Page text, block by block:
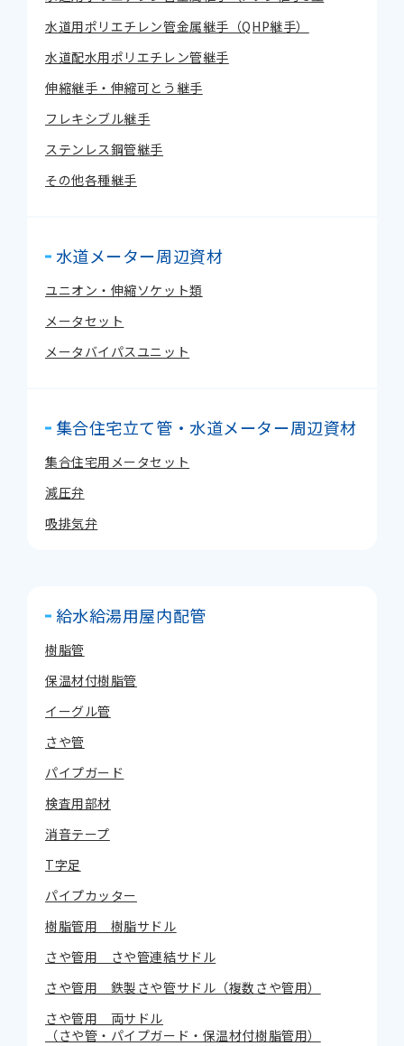
水道用ポリエチレン管金属継手（QHP継手）
水道配水用ポリエチレン管継手
伸縮継手・伸縮可とう継手
フレキシブル継手
ステンレス鋼管継手
その他各種継手
水道メーター周辺資材
ユニオン・伸縮ソケット類
メータセット
メータバイパスユニット
集合住宅立て管・水道メーター周辺資材
集合住宅用メータセット
減圧弁
吸排気弁
給水給湯用屋内配管
樹脂管
保温材付樹脂管
イーグル管
さや管
パイプガード
検査用部材
消音テープ
T字足
パイプカッター
樹脂管用 樹脂サドル
さや管用 さや管連結サドル
さや管用 鉄製さや管サドル（複数さや管用）
さや管用 両サドル
（さや管・パイプガード・保温材付樹脂管用）